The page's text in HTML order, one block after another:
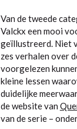
Van de tweede
Valckx een mooi
geïllustreerd. Niet
zes verhalen over
voorgelezen
kleine lessen
duidelijke
de website van
van de serie –